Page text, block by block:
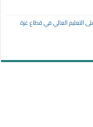
التعليم العالي في قطاع غزة